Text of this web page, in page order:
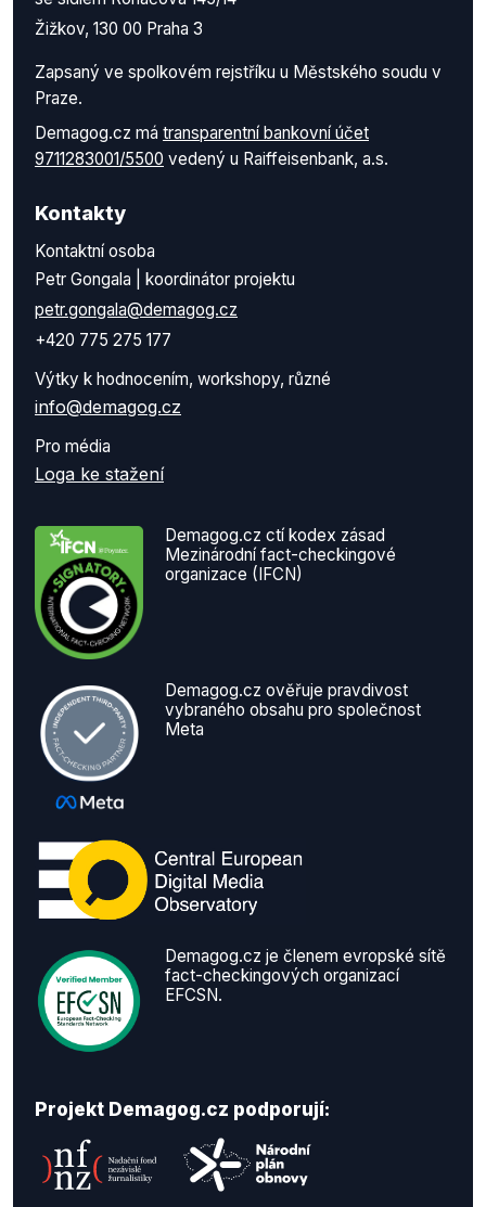
Žižkov, 130 00 Praha 3
Zapsaný ve spolkovém rejstříku u Městského soudu v
Praze.
Demagog.cz má transparentní bankovní účet
9711283001/5500 vedený u Raiffeisenbank, a.s.
Kontakty
Kontaktní osoba
Petr Gongala | koordinátor projektu
petr.gongala@demagog.cz
+420 775 275 177
Výtky k hodnocením, workshopy, různé
info@demagog.cz
Pro média
Loga ke stažení
Demagog.cz ctí kodex zásad
Mezinárodní fact-checkingové
organizace (IFCN)
Demagog.cz ověřuje pravdivost
vybraného obsahu pro společnost
Meta
Demagog.cz je členem evropské sítě
fact-checkingových organizací
EFCSN.
Projekt Demagog.cz podporují: